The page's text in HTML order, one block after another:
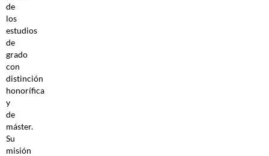
de
los
estudios
de
grado
con
distinción
honorífica
y
de
máster.
Su
misión